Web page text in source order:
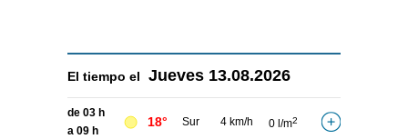
El tiempo el Jueves 13.08.2026
de 03 h
a 09 h
18° Sur 4 km/h 0 l/m2